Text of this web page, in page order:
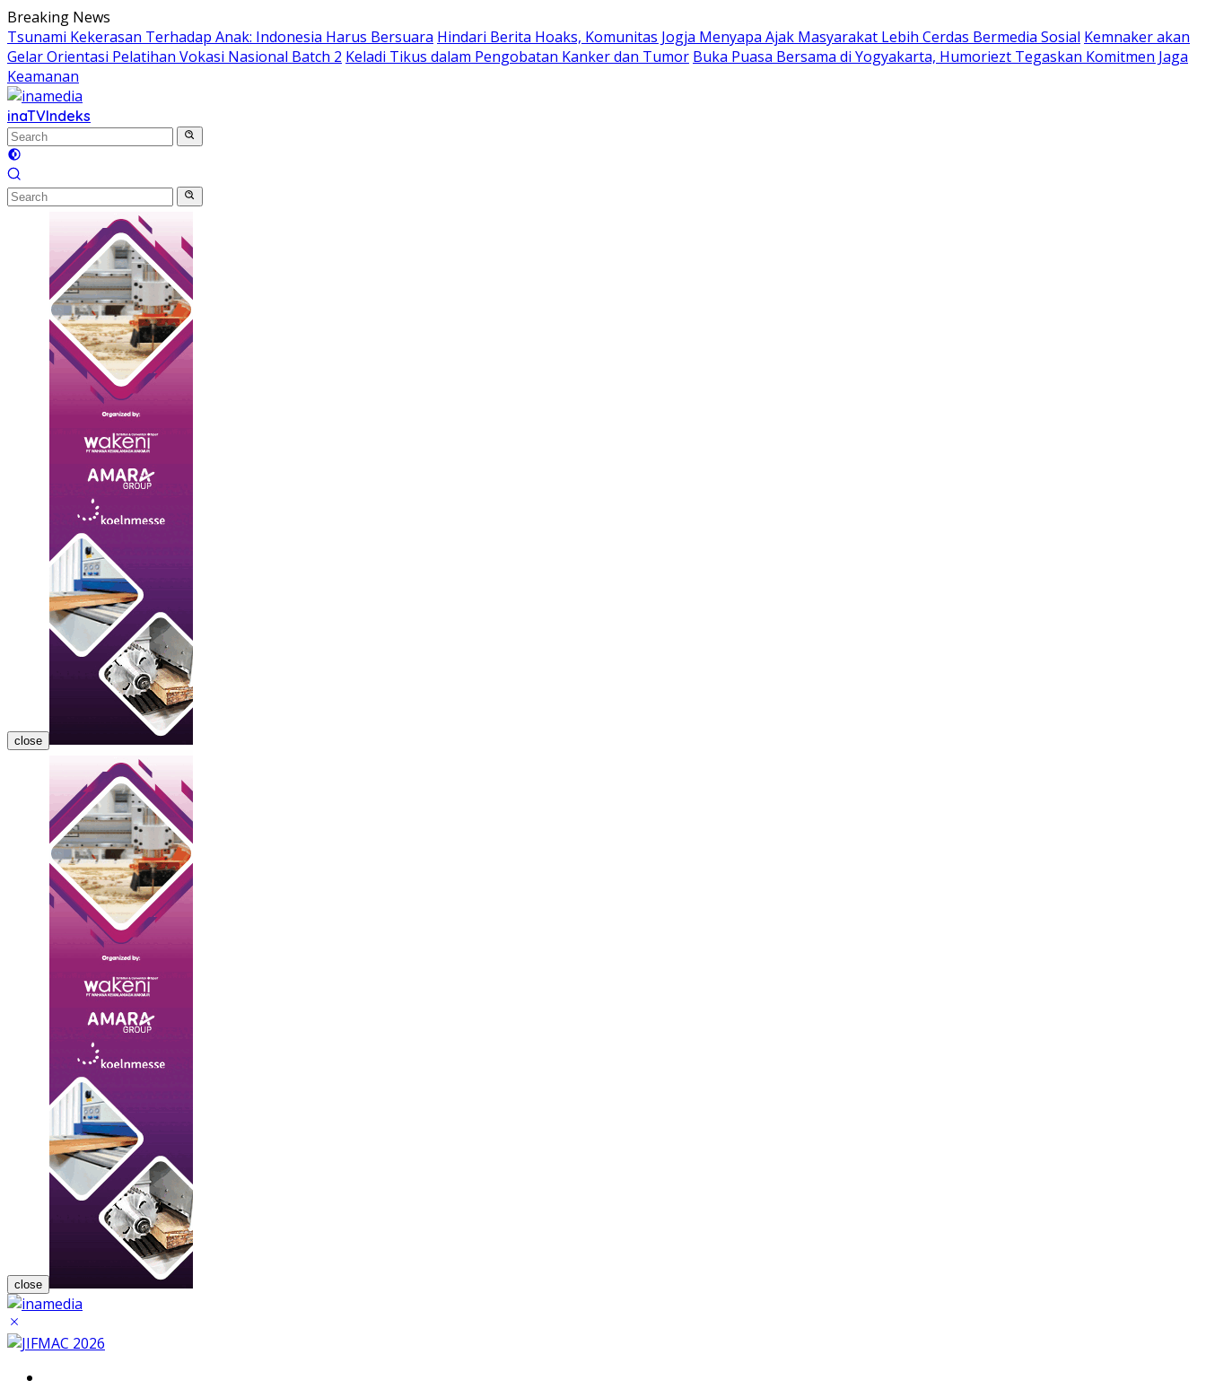
Skip
to
content
Breaking News
Tsunami Kekerasan Terhadap Anak: Indonesia Harus Bersuara Hindari Berita Hoaks, Komunitas Jogja Menyapa Ajak Masyarakat Lebih Cerdas Bermedia Sosial Kemnaker akan
Gelar Orientasi Pelatihan Vokasi Nasional Batch 2 Keladi Tikus dalam Pengobatan Kanker dan Tumor Buka Puasa Bersama di Yogyakarta, Humoriezt Tegaskan Komitmen Jaga
Keamanan
inaTVIndeks
close
close